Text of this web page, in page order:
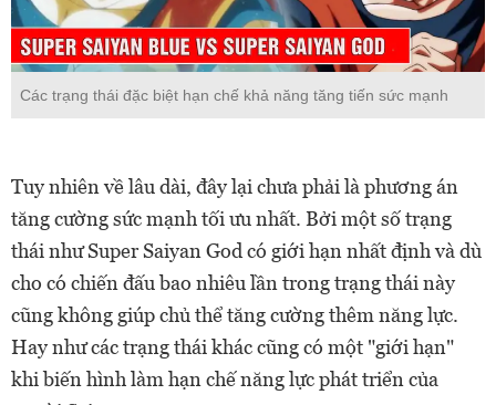
Các trạng thái đặc biệt hạn chế khả năng tăng tiến sức mạnh
Tuy nhiên về lâu dài, đây lại chưa phải là phương án
tăng cường sức mạnh tối ưu nhất. Bởi một số trạng
thái như Super Saiyan God có giới hạn nhất định và dù
cho có chiến đấu bao nhiêu lần trong trạng thái này
cũng không giúp chủ thể tăng cường thêm năng lực.
Hay như các trạng thái khác cũng có một "giới hạn"
khi biến hình làm hạn chế năng lực phát triển của